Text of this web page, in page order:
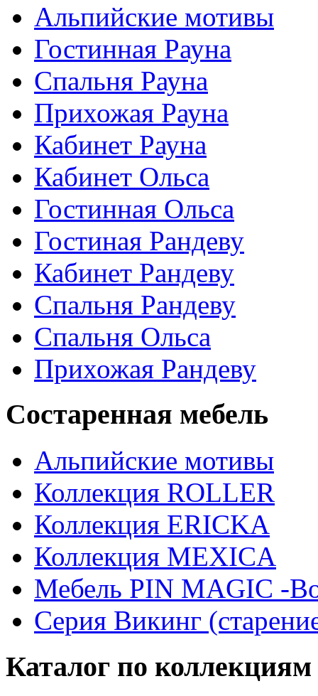
Альпийские мотивы
Гостинная Рауна
Спальня Рауна
Прихожая Рауна
Кабинет Рауна
Кабинет Ольса
Гостинная Ольса
Гостиная Рандеву
Кабинет Рандеву
Спальня Рандеву
Спальня Ольса
Прихожая Рандеву
Состаренная мебель
Альпийские мотивы
Коллекция ROLLER
Коллекция ERICKA
Коллекция MEXICA
Мебель PIN MAGIС -
Серия Викинг
Каталог по коллекциям